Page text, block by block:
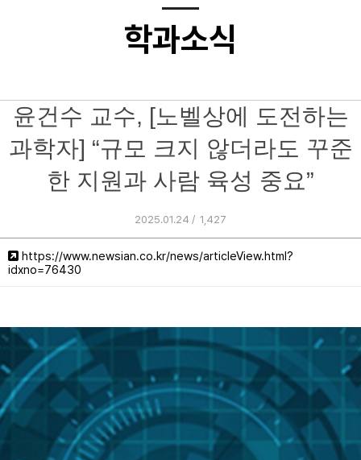
학과소식
윤건수 교수, [노벨상에 도전하는
과학자] “규모 크지 않더라도 꾸준
한 지원과 사람 육성 중요”
2025.01.24 / 1,427
https://www.newsian.co.kr/news/articleView.html?
idxno=76430